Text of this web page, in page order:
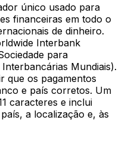
único usado para
financeiras em todo o
de dinheiro.
Interbank
para
Mundiais).
que os pagamentos
e país corretos. Um
caracteres e inclui
a localização e, às